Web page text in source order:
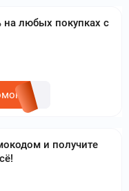
на любых покупках с
и получите